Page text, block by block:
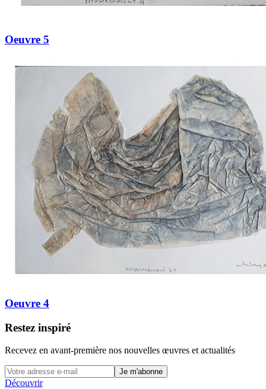
Oeuvre 5
Oeuvre 4
Restez inspiré
Recevez en avant-première nos nouvelles œuvres et actualités
Je m'abonne
Découvrir